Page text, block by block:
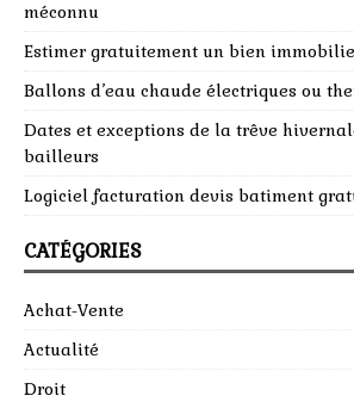
méconnu
Estimer gratuitement un bien
Ballons d’eau chaude électriques ou
Dates et exceptions de la trêve
bailleurs
Logiciel facturation devis batiment
CATÉGORIES
Achat-Vente
Actualité
Droit